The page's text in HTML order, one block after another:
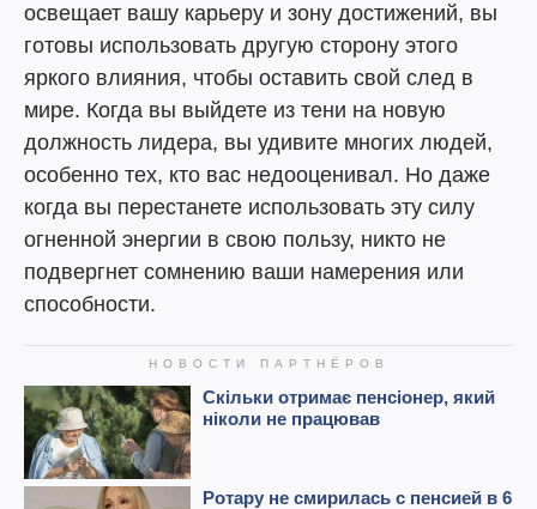
освещает вашу карьеру и зону достижений, вы
готовы использовать другую сторону этого
яркого влияния, чтобы оставить свой след в
мире. Когда вы выйдете из тени на новую
должность лидера, вы удивите многих людей,
особенно тех, кто вас недооценивал. Но даже
когда вы перестанете использовать эту силу
огненной энергии в свою пользу, никто не
подвергнет сомнению ваши намерения или
способности.